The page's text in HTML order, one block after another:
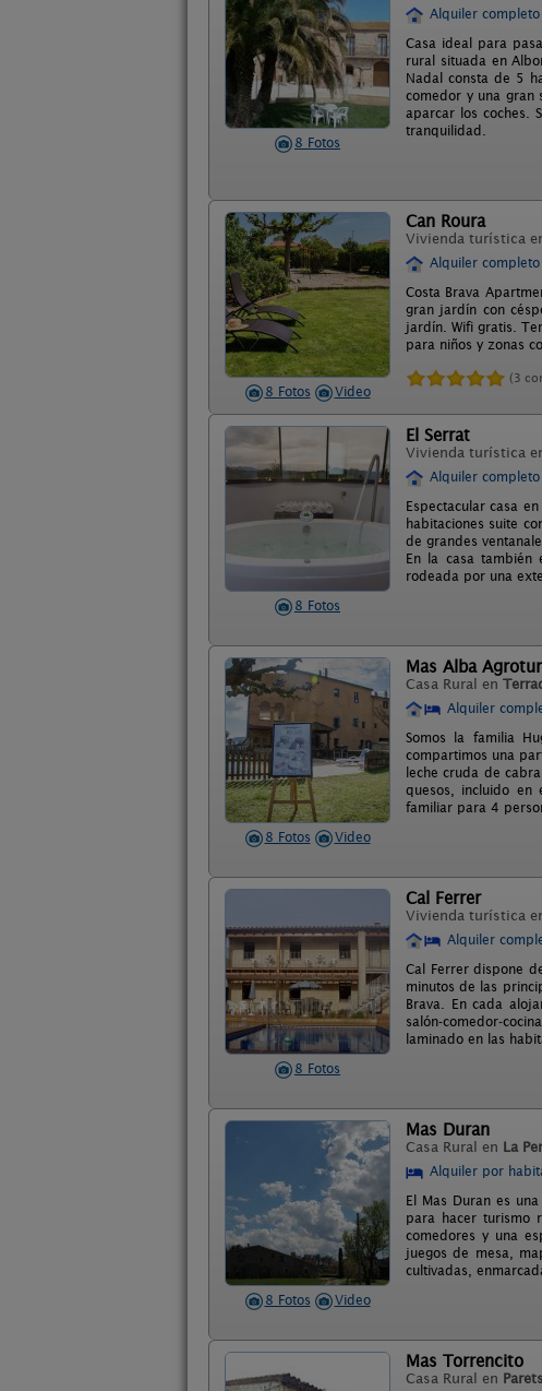
8 Fotos
Alquiler completo
Casa ideal para
rural situada en
Nadal consta de 5
comedor y una gran
aparcar los coches.
tranquilidad.
8 Fotos Video
Can Roura
Vivienda turística
Alquiler completo
Costa Brava
gran jardín con
jardín. Wifi gratis.
para niños y zonas
(3
8 Fotos
El Serrat
Vivienda turística
Alquiler completo
Espectacular casa
habitaciones suite
de grandes
En la casa también
rodeada por una
8 Fotos Video
Mas Alba
Casa Rural en
Alquiler
Somos la familia
compartimos una
leche cruda de
quesos, incluido en
familiar para 4
8 Fotos
Cal Ferrer
Vivienda turística
Alquiler
Cal Ferrer dispone
minutos de las
Brava. En cada
salón-comedor-
laminado en las
8 Fotos Video
Mas Duran
Casa Rural en La
Alquiler por
El Mas Duran es
para hacer turismo
comedores y una
juegos de mesa,
cultivadas,
Mas Torrencito
Casa Rural en